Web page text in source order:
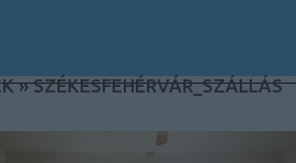
»SZÉKESFEHÉRVÁR_SZÁLLÁS